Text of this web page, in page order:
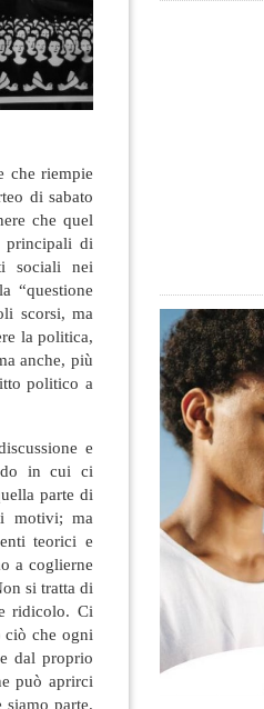
che riempie
di sabato
che quel
principali di
sociali nei
“questione
scorsi, ma
la politica,
anche, più
politico a
e
in cui ci
parte di
motivi; ma
teorici e
a coglierne
si tratta di
ridicolo. Ci
ciò che ogni
dal proprio
può aprirci
parte.